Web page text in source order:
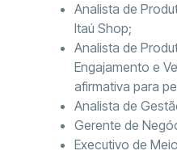
Analista de
Itaú Shop;
Analista de
Engajamento e
afirmativa para
Analista de
Gerente de
Executivo de